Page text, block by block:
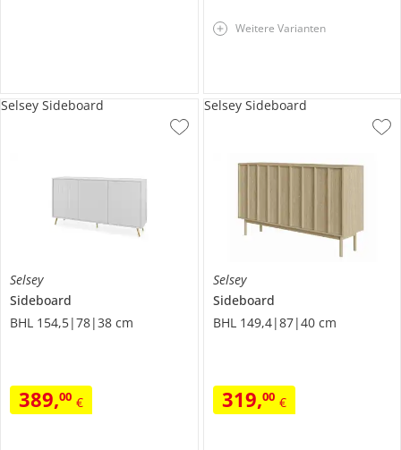
Weitere Varianten
Selsey
Sideboard
BHL 154,5|78|38 cm
389,00 €
Selsey Sideboard
Selsey
Sideboard
BHL 149,4|87|40 cm
319,00 €
Selsey Sideboard